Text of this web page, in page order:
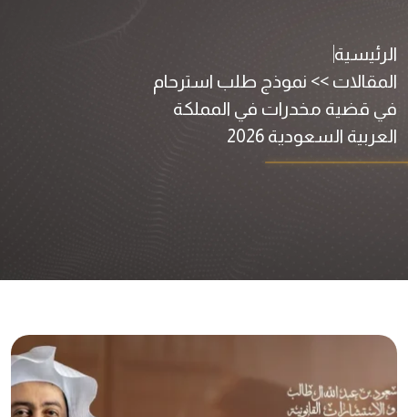
الرئيسية
المقالات >> نموذج طلب استرحام
في قضية مخدرات في المملكة
العربية السعودية 2026